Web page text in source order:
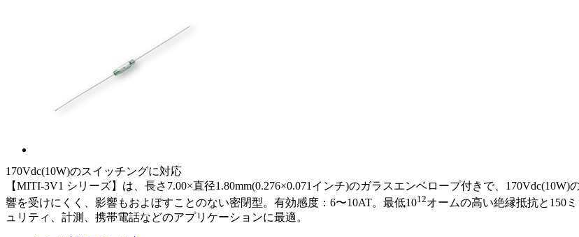
170Vdc(10W)のスイッチングに対応
【MITI-3V1 シリーズ】は、長さ7.00×直径1.80mm(0.276×0.071インチ)のガラスエンベロープ付きで、
響を受けにくく、影響もおよぼすことのない密閉型。有効感度：6〜10AT。最低1012オームの高い絶縁抵抗と150
ュリティ、計測、携帯電話などのアプリケーションに最適。